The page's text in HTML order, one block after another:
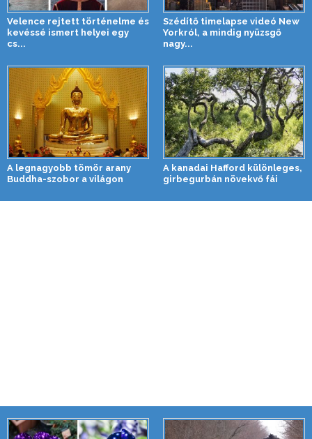
Velence rejtett történelme és
kevéssé ismert helyei egy
cs...
Szédítő timelapse videó New
Yorkról, a mindig nyüzsgő
nagy...
A legnagyobb tömör arany
Buddha-szobor a világon
A kanadai Hafford különleges,
girbegurbán növekvő fái